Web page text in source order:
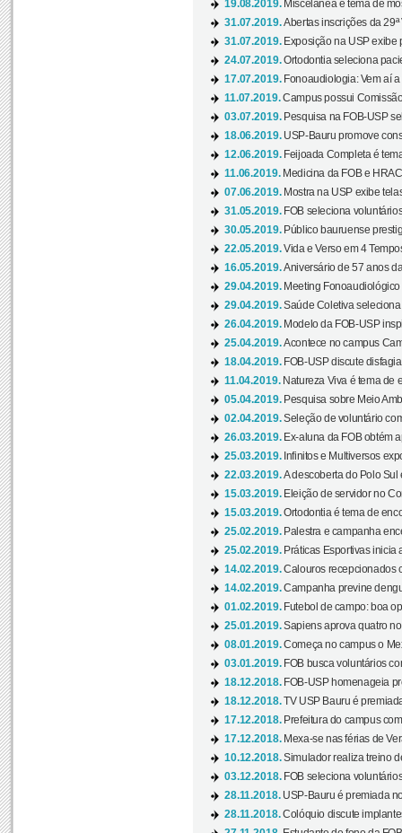
19.08.2019. Miscelânea é tema de
31.07.2019.Abertas inscrições da 29ª
31.07.2019. Exposição na USP exibe
24.07.2019.Ortodontia seleciona
17.07.2019. Fonoaudiologia: Vem aí
11.07.2019.Campus possui
03.07.2019. Pesquisa na FOB-USP
18.06.2019. USP-Bauru promove
12.06.2019. Feijoada Completa é
11.06.2019. Medicina da FOB e
07.06.2019. Mostra na USP exibe
31.05.2019. FOB seleciona
30.05.2019. Público bauruense
22.05.2019.Vida e Verso em 4
16.05.2019.Aniversário de 57 anos
29.04.2019. Meeting
29.04.2019.Saúde Coletiva
26.04.2019. Modelo da FOB-USP
25.04.2019.Acontece no campus
18.04.2019. FOB-USP discute
11.04.2019. Natureza Viva é tema de
05.04.2019. Pesquisa sobre Meio
02.04.2019.Seleção de voluntário
26.03.2019. Ex-aluna da FOB obtém
25.03.2019. Infinitos e Multiversos
22.03.2019.A descoberta do Polo Sul
15.03.2019. Eleição de servidor no
15.03.2019.Ortodontia é tema de
25.02.2019. Palestra e campanha
25.02.2019. Práticas Esportivas inicia
14.02.2019.Calouros recepcionados
14.02.2019.Campanha previne
01.02.2019. Futebol de campo: boa
25.01.2019.Sapiens aprova quatro
08.01.2019.Começa no campus o
03.01.2019. FOB busca voluntários
18.12.2018. FOB-USP homenageia
18.12.2018.TV USP Bauru é
17.12.2018. Prefeitura do campus
17.12.2018. Mexa-se nas férias de
10.12.2018.Simulador realiza treino
03.12.2018. FOB seleciona
28.11.2018. USP-Bauru é premiada
28.11.2018.Colóquio discute